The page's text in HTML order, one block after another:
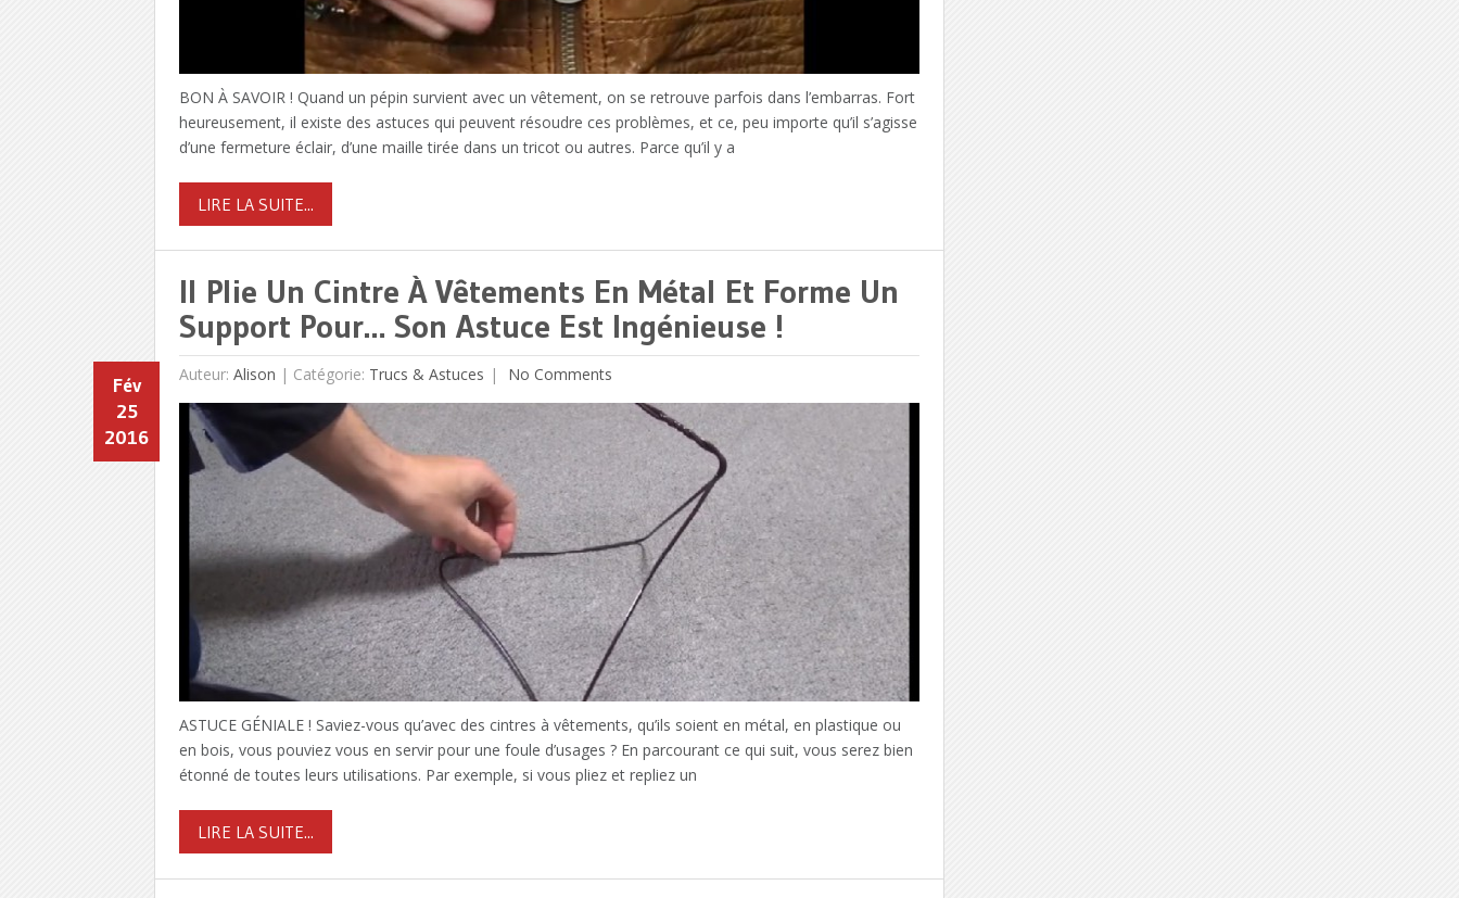
BON À SAVOIR ! Quand un pépin survient avec un vêtement, on se retrouve parfois dans l’embarras. Fort
heureusement, il existe des astuces qui peuvent résoudre ces problèmes, et ce, peu importe qu’il s’agisse
d’une fermeture éclair, d’une maille tirée dans un tricot ou autres. Parce qu’il y a
LIRE LA SUITE...
Il Plie Un Cintre À Vêtements En Métal Et Forme Un
Support Pour… Son Astuce Est Ingénieuse !
Auteur: Alison |
Fév
25
2016
Catégorie: Trucs & Astuces No Comments
ASTUCE GÉNIALE ! Saviez-vous qu’avec des cintres à vêtements, qu’ils soient en métal, en plastique ou
en bois, vous pouviez vous en servir pour une foule d’usages ? En parcourant ce qui suit, vous serez bien
étonné de toutes leurs utilisations. Par exemple, si vous pliez et repliez un
LIRE LA SUITE...